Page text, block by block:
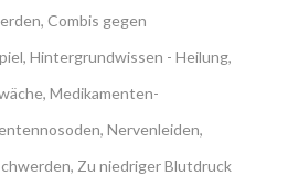
, Combis gegen
, Hintergrundwissen - Heilung,
, Medikamenten-
, Nervenleiden,
, Zu niedriger Blutdruck